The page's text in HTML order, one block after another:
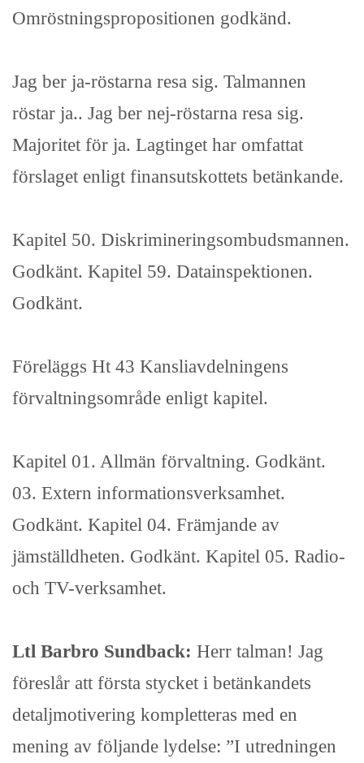
Omröstningspropositionen godkänd.
Jag ber ja-röstarna resa sig. Talmannen
röstar ja.. Jag ber nej-röstarna resa sig.
Majoritet för ja. Lagtinget har omfattat
förslaget enligt finansutskottets betänkande.
Kapitel 50. Diskrimineringsombudsmannen.
Godkänt. Kapitel 59. Datainspektionen.
Godkänt.
Föreläggs Ht 43 Kansliavdelningens
förvaltningsområde enligt kapitel.
Kapitel 01. Allmän förvaltning. Godkänt.
03. Extern informationsverksamhet.
Godkänt. Kapitel 04. Främjande av
jämställdheten. Godkänt. Kapitel 05. Radio-
och TV-verksamhet.
Ltl Barbro Sundback: Herr talman! Jag
föreslår att första stycket i betänkandets
detaljmotivering kompletteras med en
mening av följande lydelse: ”I utredningen